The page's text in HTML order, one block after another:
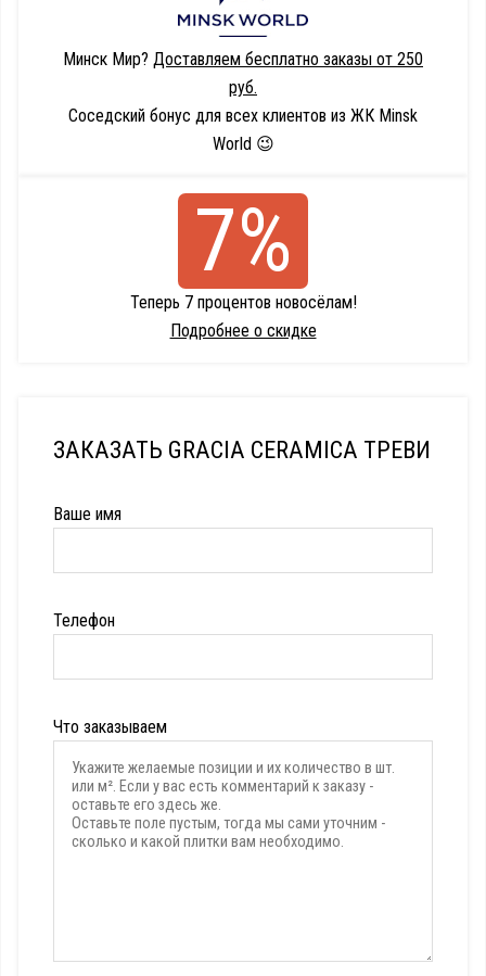
Минск Мир? Доставляем бесплатно заказы от 250
руб.
Соседский бонус для всех клиентов из ЖК Minsk
World 😉
7%
Теперь 7 процентов новосёлам!
Подробнее о скидке
ЗАКАЗАТЬ GRACIA CERAMICA ТРЕВИ
Ваше имя
Телефон
Что заказываем